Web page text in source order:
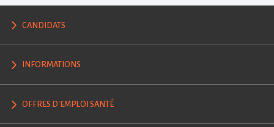
CANDIDATS
INFORMATIONS
OFFRES D'EMPLOI SANTÉ